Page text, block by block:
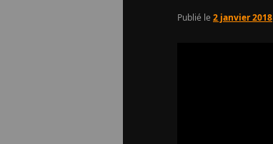
Publié le 2 janvier 2018